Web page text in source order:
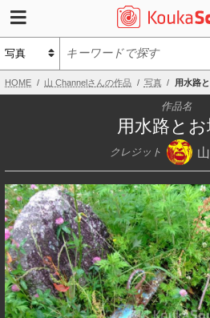
HOME 山 Channelさんの作品 写真 用水路
作品名
用水路と
クレジット